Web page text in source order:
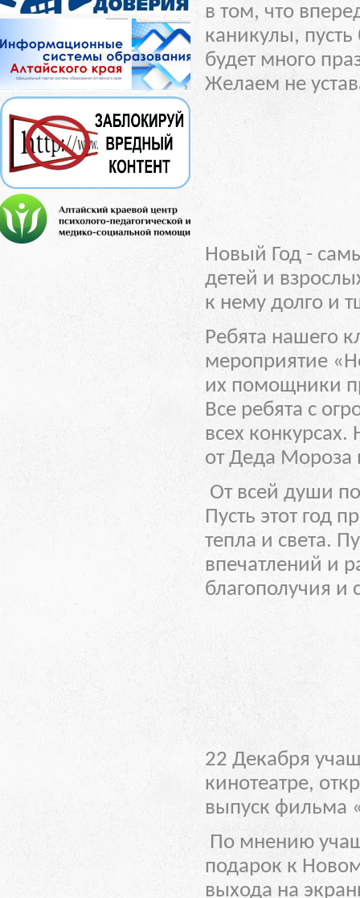
в том, что
каникулы,
будет много
Желаем не
Новый Год -
детей и
к нему долго и
Ребята нашего
мероприятие
их помощники
Все ребята с
всех
от Деда Мороза
От всей души
Пусть этот год
тепла и света.
впечатлений и
благополучия и
22 Декабря
кинотеатре,
выпуск фильма
По мнению
подарок к
выхода на